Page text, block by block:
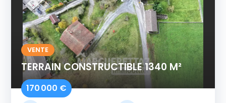
VENTE
TERRAIN CONSTRUCTIBLE 1340 M²
170 000 €